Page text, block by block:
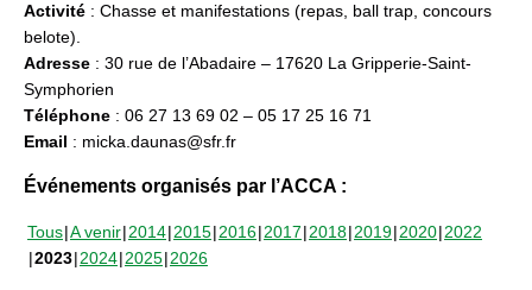
Activité : Chasse et manifestations (repas, ball trap, concours
belote).
Adresse : 30 rue de l’Abadaire – 17620 La Gripperie-Saint-
Symphorien
Téléphone : 06 27 13 69 02 – 05 17 25 16 71
Email : micka.daunas@sfr.fr
Événements organisés par l’ACCA :
Tous A venir 2014 2015 2016 2017 2018 2019 2020 2022
2023 2024 2025 2026